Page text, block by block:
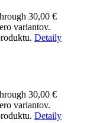
30,00 €
variantov.
Detaily
30,00 €
variantov.
Detaily